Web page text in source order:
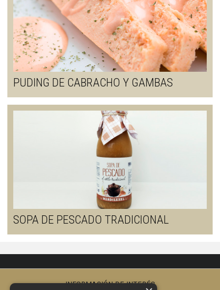
PUDING DE CABRACHO Y GAMBAS
SOPA DE PESCADO TRADICIONAL
INFORMACIÓN DE INTERÉS